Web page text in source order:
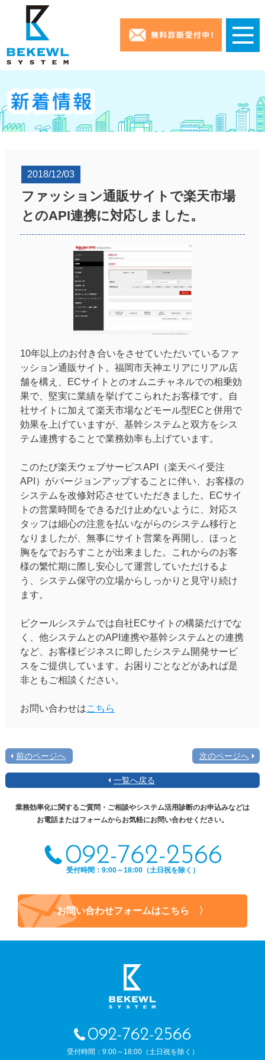
2018/12/03
ファッション通販サイトで楽天市場
とのAPI連携に対応しました。
10年以上のお付き合いをさせていただいているファ
ッション通販サイト。福岡市天神エリアにリアル店
舗を構え、ECサイトとのオムニチャネルでの相乗効
果で、堅実に業績を挙げてこられたお客様です。自
社サイトに加えて楽天市場などモール型ECと併用で
効果を上げていますが、基幹システムと双方をシス
テム連携することで業務効率も上げています。
このたび楽天ウェブサービスAPI（楽天ペイ受注
API）がバージョンアップすることに伴い、お客様の
システムを改修対応させていただきました。ECサイ
トの営業時間をできるだけ止めないように、対応ス
タッフは細心の注意を払いながらのシステム移行と
なりましたが、無事にサイト営業を再開し、ほっと
胸をなでおろすことが出来ました。これからのお客
様の繁忙期に際し安心して運営していただけるよ
う、システム保守の立場からしっかりと見守り続け
ます。
ビクールシステムでは自社ECサイトの構築だけでな
く、他システムとのAPI連携や基幹システムとの連携
など、お客様ビジネスに即したシステム開発サービ
スをご提供しています。お困りごとなどがあれば是
非ともご相談ください。
お問い合わせはこちら
前のページへ 次のページへ
一覧へ戻る
業務効率化に関するご質問・ご相談やシステム活用診断のお申込みなどは
お電話またはフォームからお気軽にお問い合わせください。
受付時間：9:00～18:00（土日祝を除く）
お問い合わせフォームはこちら 〉
受付時間：9:00～18:00（土日祝を除く）